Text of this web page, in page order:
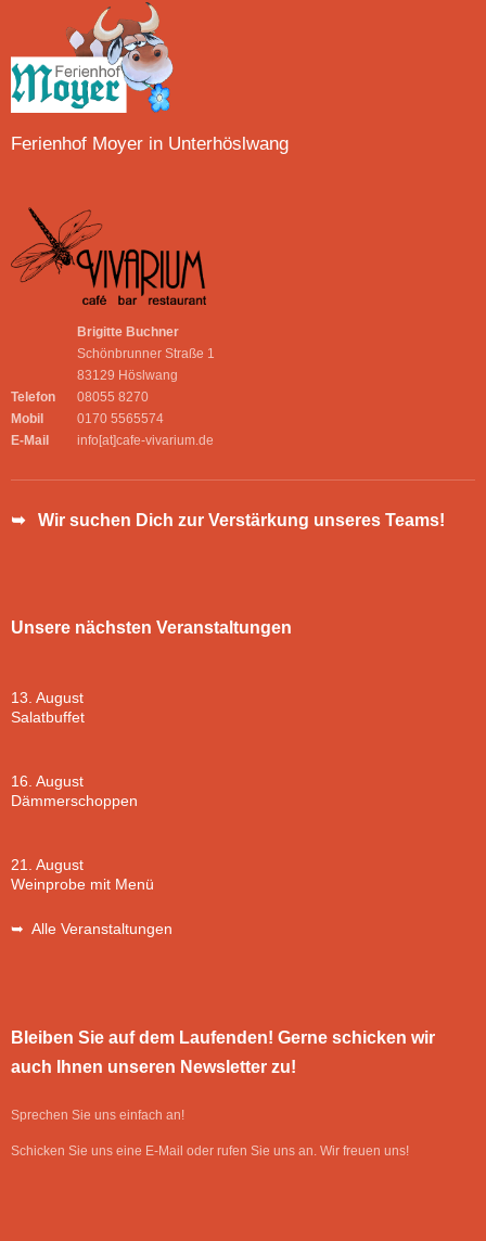
Ferienhof Moyer in Unterhöslwang
Brigitte Buchner
Schönbrunner Straße 1
83129 Höslwang
Telefon
08055 8270
Mobil
0170 5565574
E-Mail
info[at]cafe-vivarium.de
➥ Wir suchen Dich zur Verstärkung unseres Teams!
Unsere nächsten Veranstaltungen
13. August
Salatbuffet
16. August
Dämmerschoppen
21. August
Weinprobe mit Menü
➥ Alle Veranstaltungen
Bleiben Sie auf dem Laufenden! Gerne schicken wir
auch Ihnen unseren Newsletter zu!
Sprechen Sie uns einfach an!
Schicken Sie uns eine E-Mail oder rufen Sie uns an. Wir freuen uns!